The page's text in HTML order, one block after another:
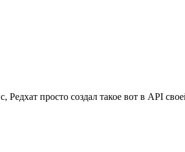
Редхат просто создал такое вот в API